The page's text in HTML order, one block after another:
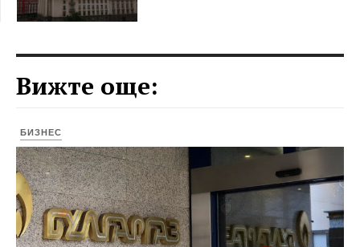
Вижте още:
БИЗНЕС